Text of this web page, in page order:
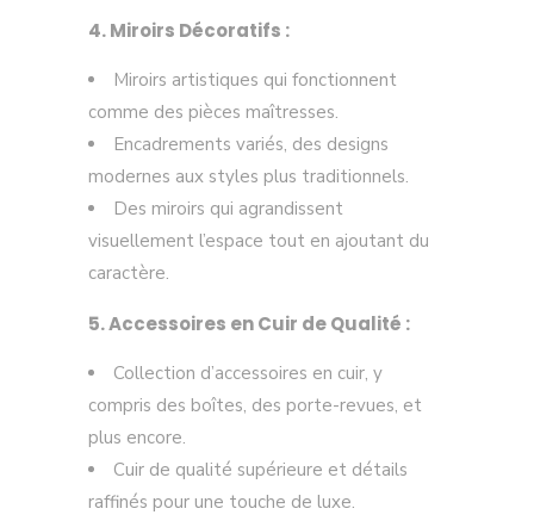
4. Miroirs Décoratifs :
Miroirs artistiques qui fonctionnent
comme des pièces maîtresses.
Encadrements variés, des designs
modernes aux styles plus traditionnels.
Des miroirs qui agrandissent
visuellement l’espace tout en ajoutant du
caractère.
5. Accessoires en Cuir de Qualité :
Collection d’accessoires en cuir, y
compris des boîtes, des porte-revues, et
plus encore.
Cuir de qualité supérieure et détails
raffinés pour une touche de luxe.